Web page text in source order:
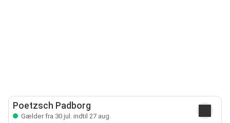
Poetzsch Padborg
Gælder fra 30 jul. indtil 27 aug.